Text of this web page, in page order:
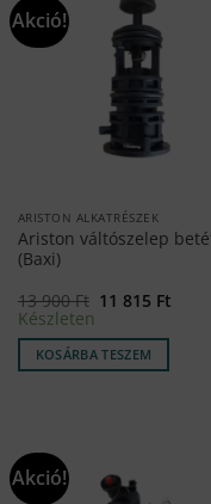
Akció!
ARISTON ALKATRÉSZEK
Ariston váltószelep
(Baxi)
13 900Ft Original
13
900 Ft.
11 815 Ft
Készleten
KOSÁRBA TESZEM
Akció!